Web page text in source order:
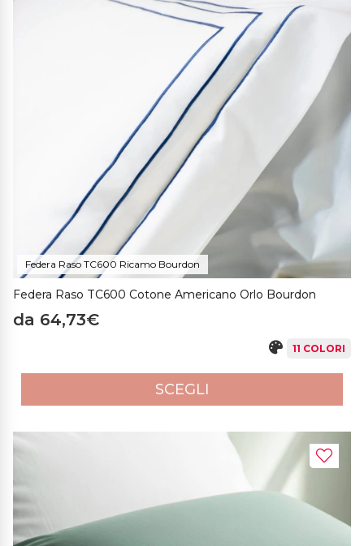
Federa Raso TC600 Ricamo Bourdon
Federa Raso TC600 Cotone Americano Orlo Bourdon
da 64,73€
11 COLORI
SCEGLI